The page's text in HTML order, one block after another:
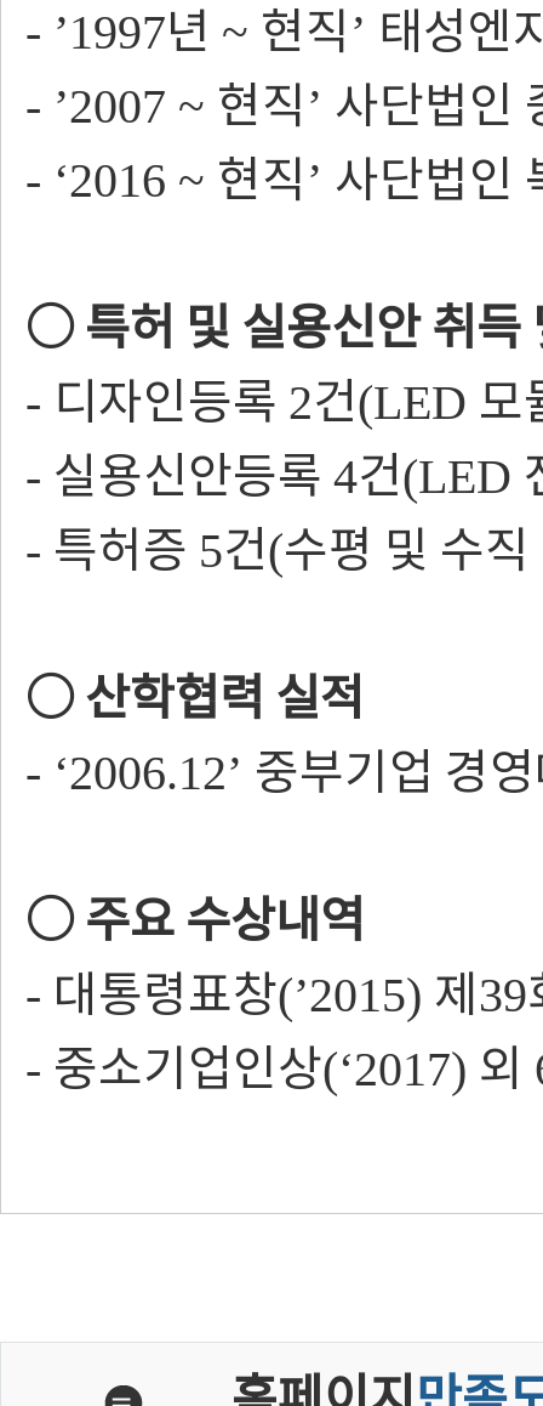
- ’1997년 ~ 현직’ 태성엔
- ’2007 ~ 현직’ 사단법인
- ‘2016 ~ 현직’ 사단법인
○특허 및 실용신안 취
- 디자인등록 2건(LED 모
- 실용신안등록 4건(LED
- 특허증 5건(수평 및 수
○산학협력 실적
- ‘2006.12’ 중부기업 경
○주요 수상내역
- 대통령표창(’2015) 제 39
- 중소기업인상(‘2017) 외